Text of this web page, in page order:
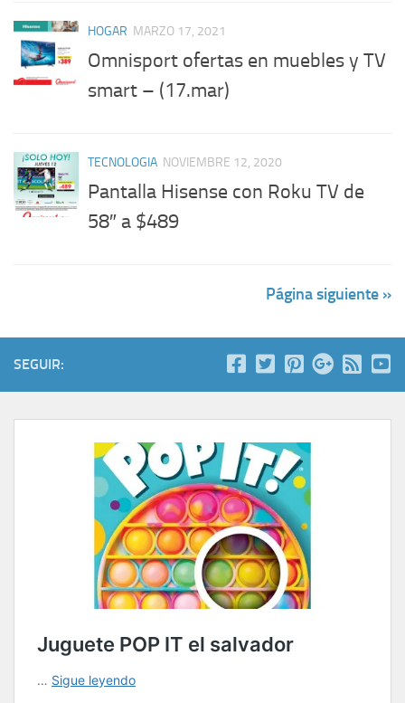
HOGAR MARZO 17, 2021
Omnisport ofertas en muebles y TV
smart – (17.mar)
TECNOLOGIA NOVIEMBRE 12, 2020
Pantalla Hisense con Roku TV de
58″ a $489
Página siguiente »
SEGUIR: